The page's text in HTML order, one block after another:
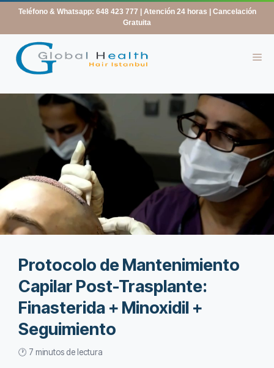
contenido
Teléfono & Whatsapp: 648 423 777
| Atención 24 horas | Cancelación
Gratuita
Protocolo de Mantenimiento
Capilar Post-Trasplante:
Finasterida + Minoxidil +
Seguimiento
🕐 7 minutos de lectura